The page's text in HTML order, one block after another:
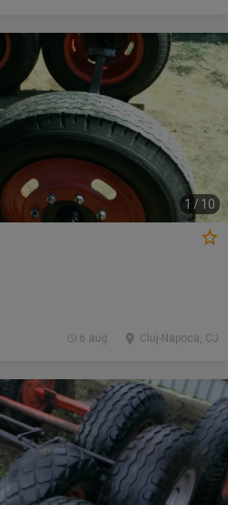
1 / 10
Cluj-Napoca, CJ
6 aug.